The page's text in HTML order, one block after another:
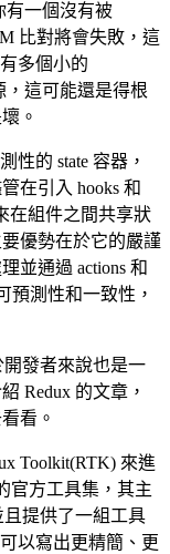
有一個沒有被
比對將會失敗，這
多個小的
，這可能還是得根
。
性的 state 容器，
在引入 hooks 和
在組件之間共享狀
優勢在於它的嚴謹
並通過 actions 和
預測性和一致性，
開發者來說也是一
Redux 的文章，
看。
Toolkit(RTK) 來進
官方工具集，其主
提供了一組工具
以寫出更精簡、更